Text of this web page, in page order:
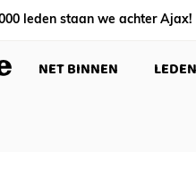
leden staan we achter Ajax!
NET BINNEN